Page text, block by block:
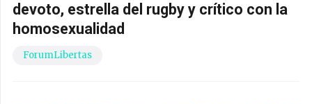
devoto, estrella del rugby y crítico con la
homosexualidad
ForumLibertas